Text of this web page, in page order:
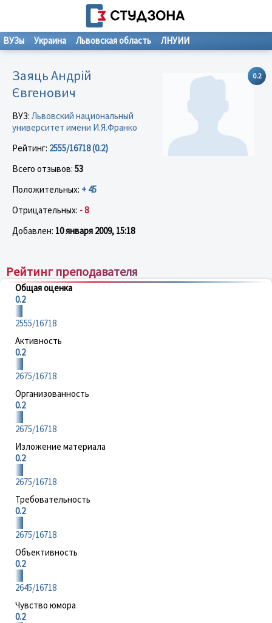
ВУЗы Украина Львовская область ЛНУИИ
0.2
Заяць Андрій
Євгенович
ВУЗ: Львовский национальный
университет имени И.Я.Франко
Рейтинг: 2555/16718 (0.2)
Всего отзывов: 53
Положительных: + 45
Отрицательных: - 8
Добавлен: 10 января 2009, 15:18
Рейтинг преподавателя
Общая оценка
0.2
2555/16718
Активность
0.2
2675/16718
Организованность
0.2
2675/16718
Изложение материала
0.2
2675/16718
Требовательность
0.2
2675/16718
Объективность
0.2
2645/16718
Чувство юмора
0.2